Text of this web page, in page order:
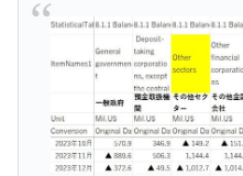
『Money1』
だ。
『Money1』
『韓国銀行』
す」⇒「金を経由するドル
『Money1』
韓国･外為取
ル」まで拡大 ⇒ 海外資金の